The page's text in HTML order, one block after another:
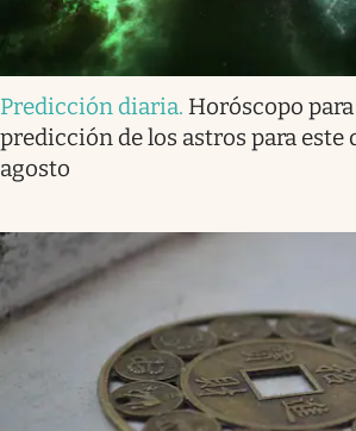
Predicción diaria. Horóscopo
predicción de los astros para este
agosto